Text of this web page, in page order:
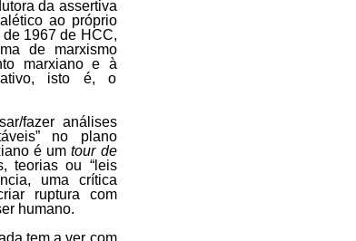
da assertiva
ao próprio
1967 de HCC,
de marxismo
marxiano e à
isto é, o
fazer análises
no plano
é umtour de
teorias ou “leis
uma crítica
ruptura com
humano.
tem a ver com